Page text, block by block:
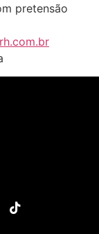
pretensão